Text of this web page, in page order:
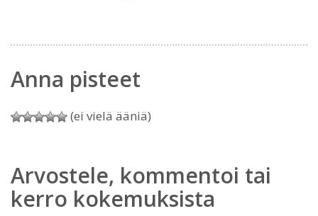
Anna pisteet
(ei vielä ääniä)
Arvostele, kommentoi tai
kerro kokemuksista